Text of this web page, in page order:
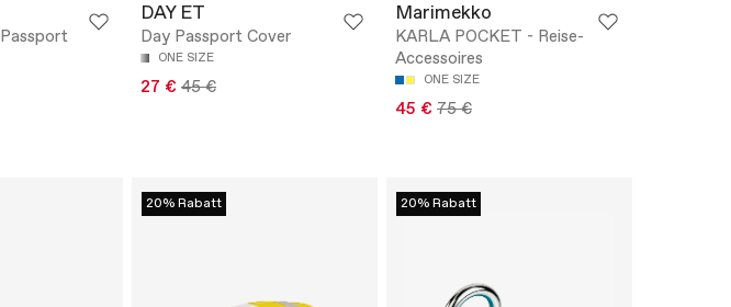
DAY ET
Day Passport Cover
ONE SIZE
27 € 45 €
Marimekko
KARLA POCKET - Reise-
Accessoires
ONE SIZE
45 € 75 €
20% Rabatt 20% Rabatt